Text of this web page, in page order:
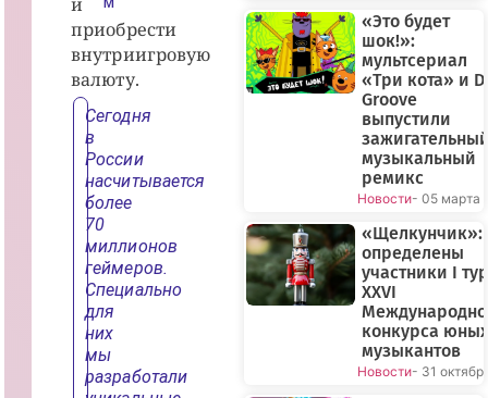
приобрести
внутриигровую
валюту.
Сегодня
в
России
насчитывается
более
70
миллионов
геймеров.
Специально
для
них
мы
разработали
М
«Это будет
шок!»:
мультсериал
«Три кота» и
Groove
выпустили
музыкальный
ремикс
Новости- 05 марта
«Щелкунчик»:
определены
участники I
XXVI
конкурса юных
музыкантов
Новости- 31